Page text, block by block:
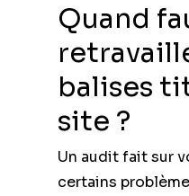
Quand
balises
site ?
Un audit fait sur
certains